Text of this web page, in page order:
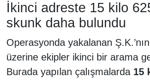
İkinci adreste 15 kilo
skunk daha bulundu
Operasyonda yakalanan
üzerine ekipler ikinci bir arama
Burada yapılan çalışmalarda 15